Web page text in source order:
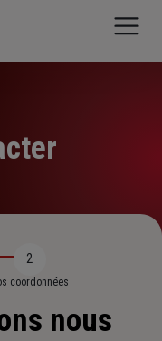
2
coordonnées
nous